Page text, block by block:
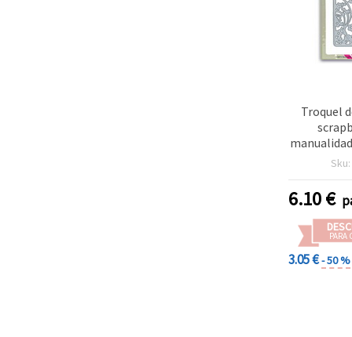
Troquel
8,8
Sku:
6.10€
PARA
3.05 €- 50 %